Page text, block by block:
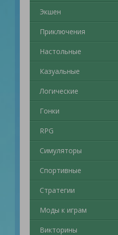
Экшен
Приключения
Настольные
Казуальные
Логические
Гонки
RPG
Симуляторы
Спортивные
Стратегии
Моды к играм
Викторины